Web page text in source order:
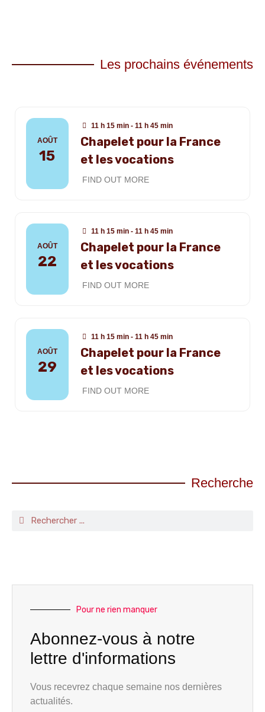
Les prochains événements
AOÛT
15
11 h 15 min - 11 h 45 min
Chapelet pour la France
et les vocations
FIND OUT MORE
AOÛT
22
11 h 15 min - 11 h 45 min
Chapelet pour la France
et les vocations
FIND OUT MORE
AOÛT
29
11 h 15 min - 11 h 45 min
Chapelet pour la France
et les vocations
FIND OUT MORE
Recherche
Pour ne rien manquer
Abonnez-vous à notre
lettre d'informations
Vous recevrez chaque semaine nos dernières
actualités.